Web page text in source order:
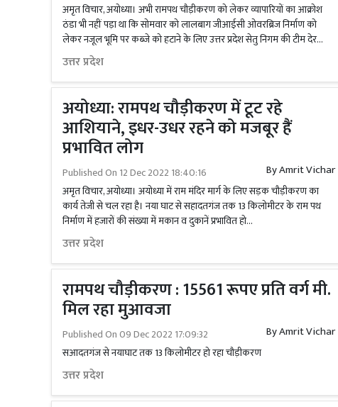
अमृत विचार, अयोध्या। अभी रामपथ चौड़ीकरण को लेकर व्यापारियों का आक्रोश
ठंडा भी नहीं पड़ा था कि सोमवार को लालबाग जीआईसी ओवरब्रिज निर्माण को
लेकर नजूल भूमि पर कब्जे को हटाने के लिए उत्तर प्रदेश सेतु निगम की टीम देर...
उत्तर प्रदेश
अयोध्या: रामपथ चौड़ीकरण में टूट रहे
आशियाने, इधर-उधर रहने को मजबूर हैं
प्रभावित लोग
Published On 12 Dec 2022 18:40:16 ByAmrit Vichar
अमृत विचार, अयोध्या। अयोध्या में राम मंदिर मार्ग के लिए सड़क चौड़ीकरण का
कार्य तेजी से चल रहा है। नया घाट से सहादतगंज तक 13 किलोमीटर के राम पथ
निर्माण में हजारों की संख्या में मकान व दुकानें प्रभावित हो...
उत्तर प्रदेश
रामपथ चौड़ीकरण : 15561 रूपए प्रति वर्ग मी.
मिल रहा मुआवजा
Published On09 Dec 2022 17:09:32 ByAmrit Vichar
सआदतगंज से नयाघाट तक 13 किलोमीटर हो रहा चौड़ीकरण
उत्तर प्रदेश